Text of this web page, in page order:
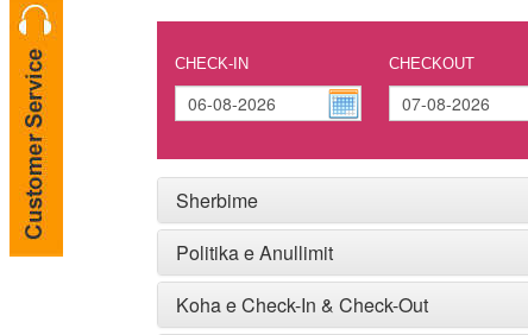
CHECK-IN CHECKOUT
Sherbime
Politika e Anullimit
Koha e Check-In & Check-Out